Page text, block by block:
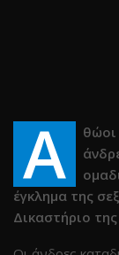
Α
θώοι
έγκλημα της
Δικαστήριο